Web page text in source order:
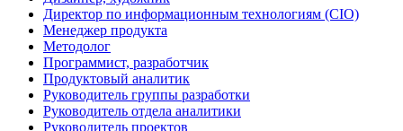
Директор по информационным технологиям (CIO)
Менеджер продукта
Методолог
Программист, разработчик
Продуктовый аналитик
Руководитель группы разработки
Руководитель отдела аналитики
Руководитель проектов